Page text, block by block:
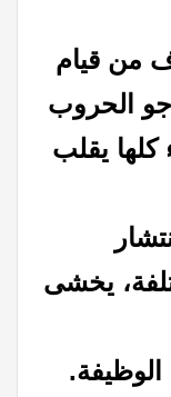
من قيام
جو الحروب
كلها يقلب
يخشى